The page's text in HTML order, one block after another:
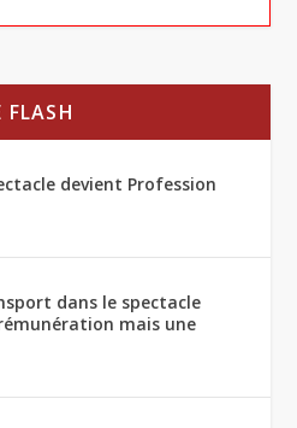
FLASH
devient Profession
dans le spectacle
mais une